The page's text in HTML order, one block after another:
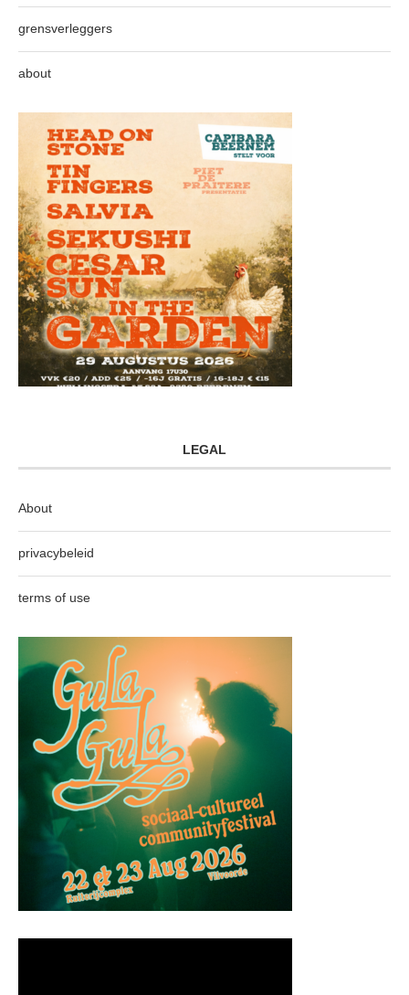
grensverleggers
about
LEGAL
About
privacybeleid
terms of use